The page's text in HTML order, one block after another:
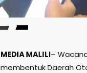
MEDIA MALILI–
membentuk Daerah